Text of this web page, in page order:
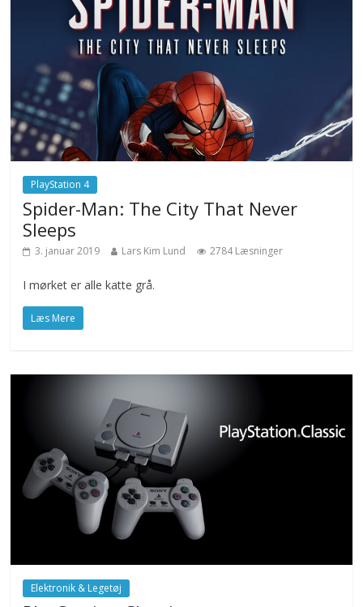
PlayStation 4
Spider-Man: The City That Never
Sleeps
3. januar 2019 Lars Kim Lund 2784 Læsninger
I mørket er alle katte grå.
Læs Mere
Elektronik & Legetøj